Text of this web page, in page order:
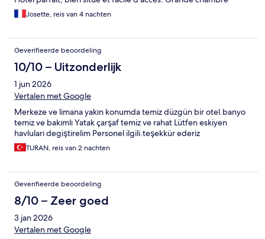
Josette, reis van 4 nachten
Geverifieerde beoordeling
10/10 – Uitzonderlijk
1 jun 2026
Vertalen met Google
Merkeze ve limana yakın konumda temiz düzgün bir otel.banyo
temiz ve bakımlı Yatak çarşaf temiz ve rahat Lütfen eskiyen
havluları degiştirelim Personel ilgili.teşekkür ederiz
TURAN, reis van 2 nachten
Geverifieerde beoordeling
8/10 – Zeer goed
3 jan 2026
Vertalen met Google